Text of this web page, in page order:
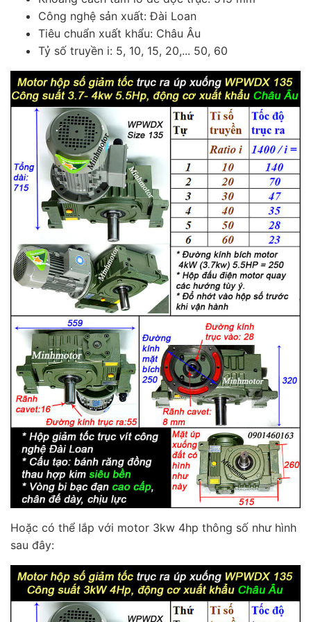
Công nghệ sản xuất: Đài Loan
Tiêu chuẩn xuất khẩu: Châu Âu
Tỷ số truyền i: 5, 10, 15, 20,... 50, 60
Hoặc có thể lắp với motor 3kw 4hp thông số như hình
sau đây: